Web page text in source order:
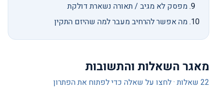
מפסק לא מגיב / תאורה נשארת דולקת
מה אפשר להרחיב מעבר למה שהיזם התקין
מאגר השאלות והתשובות
22 שאלות · לחצו על שאלה כדי לפתוח את הפתרון